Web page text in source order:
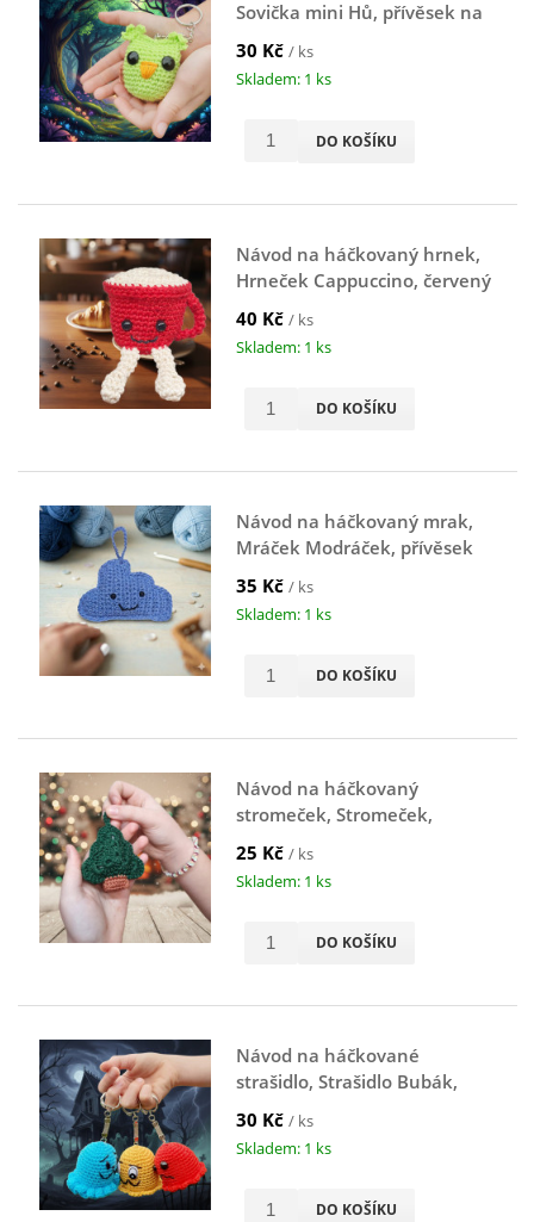
Sovička mini Hů, přívěsek na
klíče, zelená
30 Kč / ks
Skladem: 1 ks
DO KOŠÍKU
Návod na háčkovaný hrnek,
Hrneček Cappuccino, červený
40 Kč / ks
Skladem: 1 ks
DO KOŠÍKU
Návod na háčkovaný mrak,
Mráček Modráček, přívěsek
35 Kč / ks
Skladem: 1 ks
DO KOŠÍKU
Návod na háčkovaný
stromeček, Stromeček,
25 Kč / ks
Skladem: 1 ks
DO KOŠÍKU
Návod na háčkované
strašidlo, Strašidlo Bubák,
30 Kč / ks
Skladem: 1 ks
DO KOŠÍKU